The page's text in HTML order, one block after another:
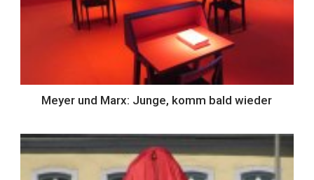
Meyer und Marx: Junge, komm bald wieder